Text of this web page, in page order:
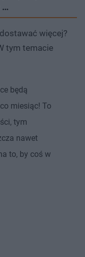
…
więcej?
tym temacie
będą
miesiąc! To
tym
nawet
to, by coś w